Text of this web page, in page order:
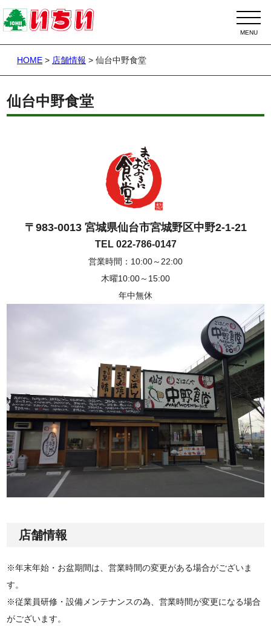
HOME > 店舗情報 > 仙台中野食堂
仙台中野食堂
〒983-0013 宮城県仙台市宮城野区中野2-1-21
TEL 022-786-0147
営業時間：10:00～22:00
木曜10:00～15:00
年中無休
店舗情報
※年末年始・お盆期間は、営業時間の変更がある場合がございま
す。
※従業員研修・設備メンテナンスの為、営業時間が変更になる場合
がございます。